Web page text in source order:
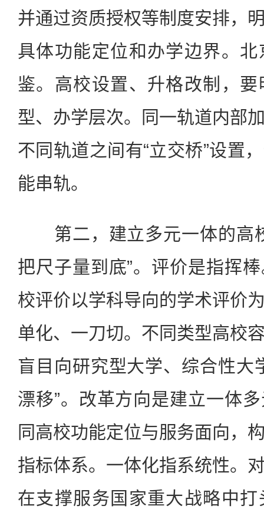
并通过资质授权等制度安排，
具体功能定位和办学边界。
鉴。高校设置、升格改制，
型、办学层次。同一轨道内部
不同轨道之间有“立交桥”设置
能串轨。
第二，建立多元一体的高
把尺子量到底”。评价是指挥
校评价以学科导向的学术评价
单化、一刀切。不同类型高校
盲目向研究型大学、综合性大
漂移”。改革方向是建立一体
同高校功能定位与服务面向，
指标体系。一体化指系统性。
在支撑服务国家重大战略中